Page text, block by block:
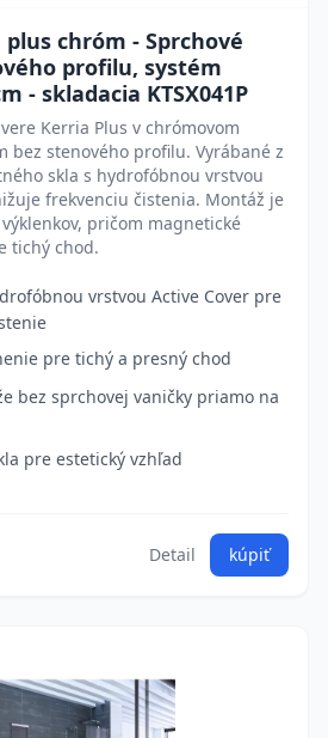
plus chróm - Sprchové
profilu, systém
- skladacia KTSX041P
Kerria Plus v chrómovom
bez stenového profilu. Vyrábané z
skla s hydrofóbnou vrstvou
frekvenciu čistenia. Montáž je
pričom magnetické
tichý chod.
vrstvou Active Cover pre
pre tichý a presný chod
bez sprchovej vaničky priamo na
pre estetický vzhľad
Detail kúpiť